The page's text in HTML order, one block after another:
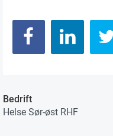
Bedrift
Helse Sør-øst RHF